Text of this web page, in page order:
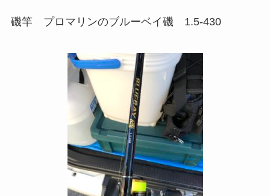
磯竿 プロマリンのブルーベイ磯 1.5-430